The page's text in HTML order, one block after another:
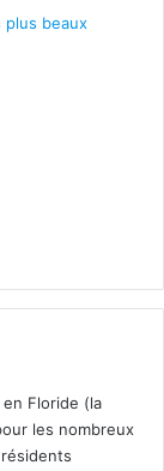
plus beaux
Floride (la
les nombreux